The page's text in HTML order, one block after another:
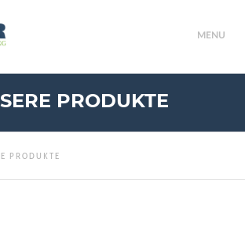
MENU
PRODUKTE
PRODUKTE